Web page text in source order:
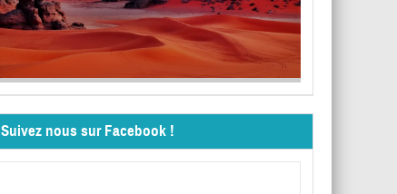
Suivez nous sur Facebook !